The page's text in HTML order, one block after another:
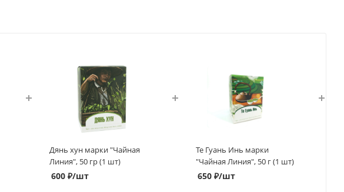
Дянь хун марки "Чайная
Линия", 50 гр (1 шт)
600 ₽/шт
Те Гуань Инь марки
"Чайная Линия", 50 г (1 шт)
650 ₽/шт